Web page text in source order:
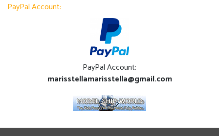
PayPal Account:
PayPal Account:
marisstellamarisstella@gmail.com